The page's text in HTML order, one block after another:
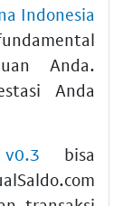
Indonesia
Anda.
Anda
bisa